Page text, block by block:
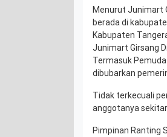
Menurut Junimart
berada di
Kabupaten
Junimart Girsang
Termasuk
dibubarkan
Tidak terkecuali
anggotanya
Pimpinan Ranting